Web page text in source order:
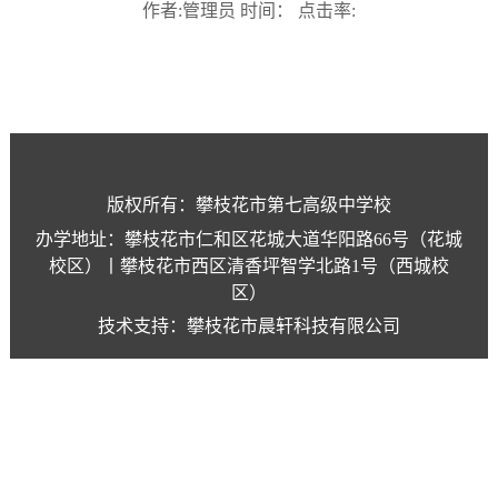
作者:管理员 时间： 点击率:
版权所有：攀枝花市第七高级中学校
办学地址：攀枝花市仁和区花城大道华阳路66号（花城
校区）丨攀枝花市西区清香坪智学北路1号（西城校
区）
技术支持：攀枝花市晨轩科技有限公司